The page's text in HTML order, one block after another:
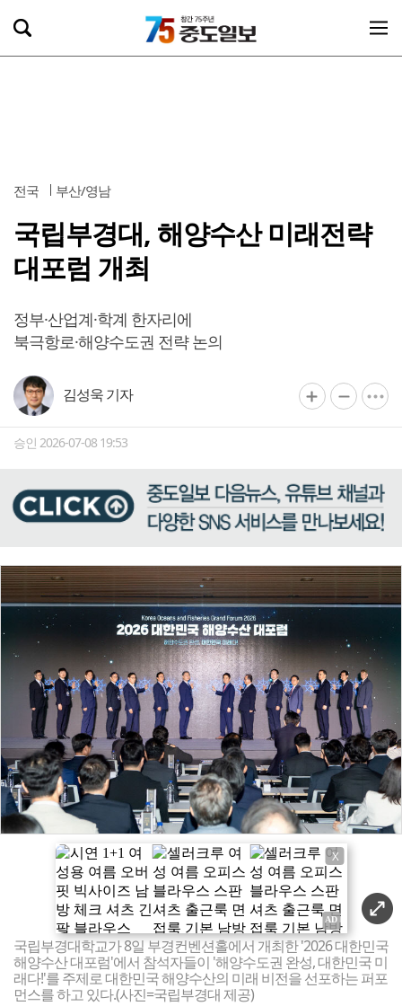
전국 부산/영남
국립부경대, 해양수산 미래전략
대포럼 개최
정부·산업계·학계 한자리에
북극항로·해양수도권 전략 논의
김성욱 기자
승인 2026-07-08 19:53
X
국립부경대학교가 8일 부경컨벤션홀에서 개최한 '2026 대한민국
해양수산 대포럼'에서 참석자들이 '해양수도권 완성, 대한민국 미
래다!'를 주제로 대한민국 해양수산의 미래 비전을 선포하는 퍼포
먼스를 하고 있다.(사진=국립부경대 제공)